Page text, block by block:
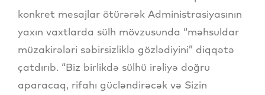
konkret mesajlar ötürərək Administrasiyasının
yaxın vaxtlarda sülh mövzusunda “məhsuldar
müzakirələri səbirsizliklə gözlədiyini” diqqətə
çatdırıb. “Biz birlikdə sülhü irəliyə doğru
aparacaq, rifahı gücləndirəcək və Sizin